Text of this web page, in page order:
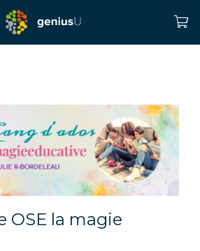
OSE la magie